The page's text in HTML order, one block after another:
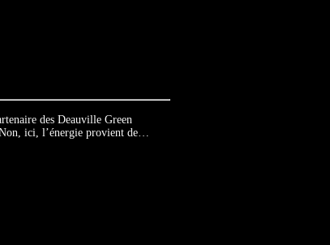
des Deauville Green
ici, l’énergie provient de…